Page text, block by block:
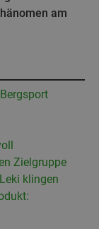
am
Zielgruppe
klingen